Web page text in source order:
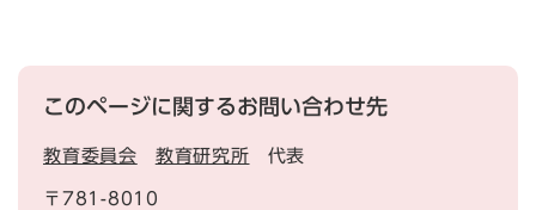
このページに関するお問い合わせ先
教育委員会 教育研究所 代表
〒781-8010